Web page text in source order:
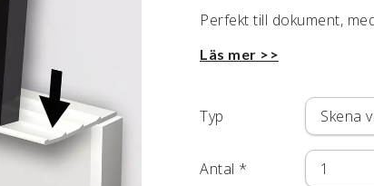
Perfekt till dokument,
Läs mer >>
Typ
Antal *